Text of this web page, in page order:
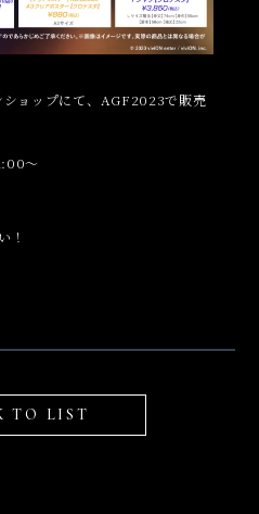
ョップにて、AGF2023で販売
～
！
TO LIST